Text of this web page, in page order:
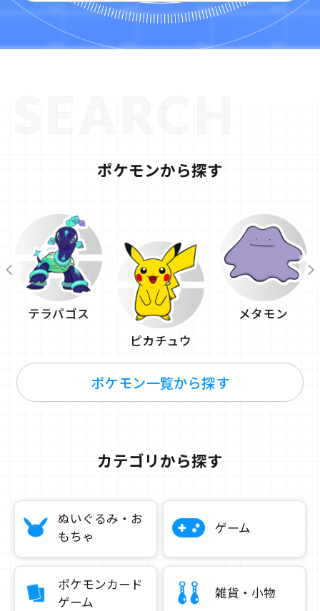
ポケモンから探す
テラパゴス
ピカチュウ
メタモン
ポケモン一覧から探す
カテゴリから探す
ぬいぐるみ・お
もちゃ
ゲーム
ポケモンカード
ゲーム
雑貨・小物